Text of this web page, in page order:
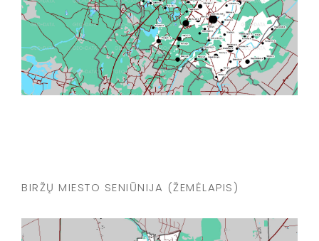
BIRŽŲ MIESTO SENIŪNIJA (ŽEMĖLAPIS)